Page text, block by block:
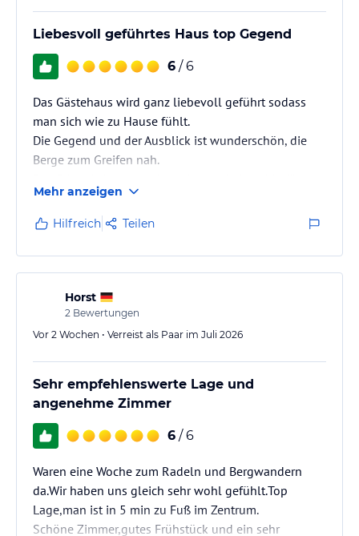
lies vor der Buchung die verbindlichen Angebotsdetails
jeweiligen Veranstalters.
Liebesvoll geführtes Haus top Gegend
6 / 6
Das Gästehaus wird ganz liebevoll geführt sodass
man sich wie zu Hause fühlt.
Die Gegend und der Ausblick ist wunderschön, die
Berge zum Greifen nah.
jeden was dabei. Die Zimmer sind sehr sauber was
auch auf das Schwimmbad zutrifft.
Wir haben uns sehr wohl gefühlt und haben bereits
einen neuen Urlaub für den Winter gebucht.
Tolles Haus und ein super liebes Team vielen Dank
für die schöne Zeit.
Mehr anzeigen
Hilfreich Teilen
Horst
2 Bewertungen
Vor 2 Wochen • Verreist als Paar im Juli 2026
Sehr empfehlenswerte Lage und
angenehme Zimmer
6 / 6
Waren eine Woche zum Radeln und Bergwandern
da.Wir haben uns gleich sehr wohl gefühlt.Top
Lage,man ist in 5 min zu Fuß im Zentrum.
Schöne Zimmer,gutes Frühstück und ein sehr